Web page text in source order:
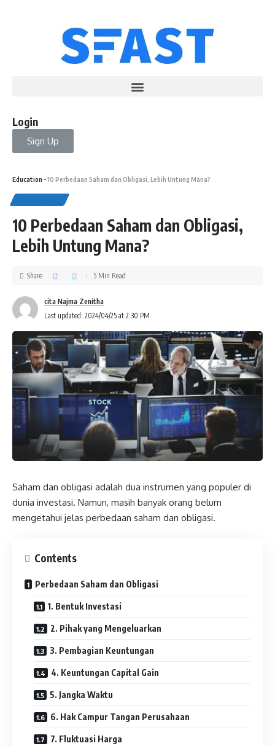
Login
Sign Up
Education –10 Perbedaan Saham dan Obligasi, Lebih Untung Mana?
10 Perbedaan Saham dan Obligasi,
Lebih Untung Mana?
Last updated: 2024/04/25 at 2:30 PM
cita Najma Zenitha
Share 5 Min Read
Saham dan obligasi adalah dua instrumen yang populer di
dunia investasi. Namun, masih banyak orang belum
mengetahui jelas perbedaan saham dan obligasi.
Contents
Perbedaan Saham dan Obligasi
1. Bentuk Investasi
2. Pihak yang Mengeluarkan
3. Pembagian Keuntungan
4. Keuntungan Capital Gain
5. Jangka Waktu
6. Hak Campur Tangan Perusahaan
7. Fluktuasi Harga